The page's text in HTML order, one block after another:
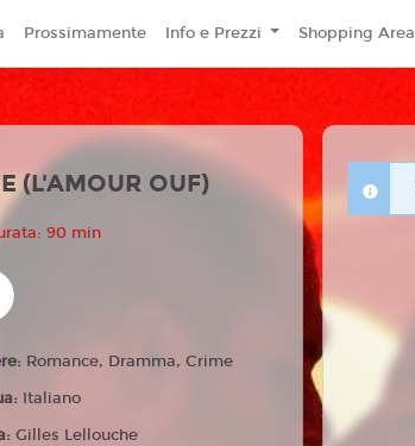
Prossimamente Info e Prezzi Shopping Area
(L'AMOUR OUF)
90 min
Romance, Dramma, Crime
Italiano
Gilles Lellouche